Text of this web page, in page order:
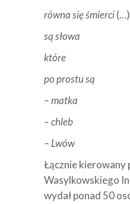
równa się śmierci(…)
są słowa
które
po prostu są
– matka
– chleb
– Lwów
Łącznie kierowany
Wasylkowskiego
wydał ponad 50